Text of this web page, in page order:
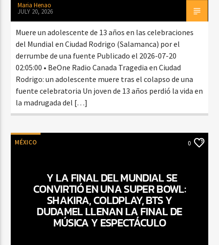
Maria Henao
JULY 20, 2026
Muere un adolescente de 13 años en las celebraciones
del Mundial en Ciudad Rodrigo (Salamanca) por el
derrumbe de una fuente Publicado el 2026-07-20
02:05:00 • BeOne Radio Canada Tragedia en Ciudad
Rodrigo: un adolescente muere tras el colapso de una
fuente celebratoria Un joven de 13 años perdió la vida en
la madrugada del […]
MÉXICO 0
Y LA FINAL DEL MUNDIAL SE
CONVIRTIÓ EN UNA SUPER BOWL:
SHAKIRA, COLDPLAY, BTS Y
DUDAMEL LLENAN LA FINAL DE
MÚSICA Y ESPECTÁCULO